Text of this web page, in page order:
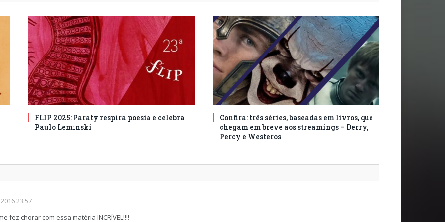
FLIP 2025: Paraty respira poesia e celebra
Paulo Leminski
Confira: três séries, baseadas em livros, que
chegam em breve aos streamings – Derry,
Percy e Westeros
23:57
fez chorar com essa matéria INCRÍVEL!!!!